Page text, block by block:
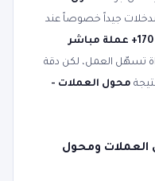
جيداً خصوصاً عند
تسهّل العمل، لكن دقة
محول العملات -
العملات ومحول